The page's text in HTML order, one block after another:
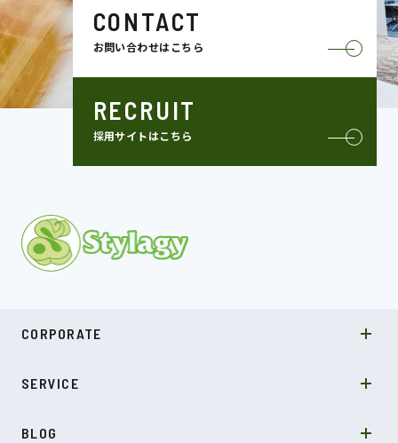
CONTACT
お問い合わせはこちら
RECRUIT
採用サイトはこちら
CORPORATE
COMPANY
NEWS
SERVICE
受託開発
BLOG